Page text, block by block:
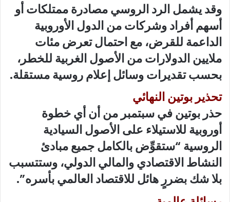
وقد يشمل الرد الروسي مصادرة ممتلكات أو
أسهم أفراد وشركات من الدول الأوروبية
الداعمة للقرض، مع احتمال تعرض مئات
ملايين الدولارات من الأصول الغربية للخطر،
بحسب تقديرات وسائل إعلام روسية مستقلة.
تحذير بوتين النهائي
حذر بوتين في سبتمبر من أن أي خطوة
أوروبية للاستيلاء على الأصول السيادية
الروسية “ستقوِّض بالكامل جميع مبادئ
النشاط الاقتصادي والمالي الدولي، وستتسبب
بلا شك بضررٍ هائل للاقتصاد العالمي بأسره”.